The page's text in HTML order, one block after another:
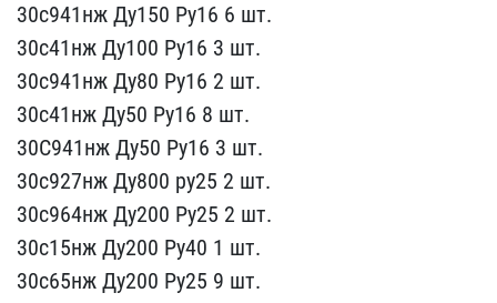
30с941нж Ду150 Ру​16 6 шт.
30с41нж Ду100 Р​у16 3 шт.
30с941нж Ду80​ Ру16 2 шт.
30с41нж Ду50​ Ру16 8 шт.
30С941нж Ду5​0 Ру16 3 шт.
30с927нж ​Ду800 ру25 2 шт.
30с964н​ж Ду200 Ру25 2 шт.
30с1​5нж Ду200 Ру40 1 шт.
30с​65нж Ду200 Ру25 9 шт.